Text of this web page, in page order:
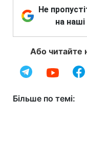
Не
на
Або читайте
Більше по темі: